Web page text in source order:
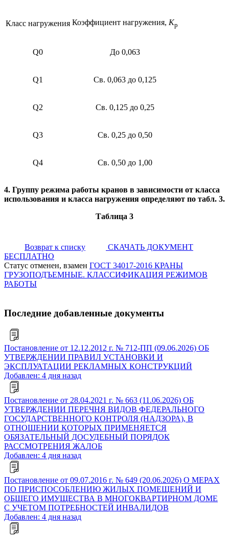
Класс нагружения Коэффициент нагружения, Кр
Q0 До 0,063
Q1 Св. 0,063 до 0,125
Q2 Св. 0,125 до 0,25
Q3 Св. 0,25 до 0,50
Q4 Св. 0,50 до 1,00
4. Группу режима работы кранов в зависимости от класса
использования и класса нагружения определяют по табл. 3.
Таблица 3
Возврат к списку
СКАЧАТЬ ДОКУМЕНТ
БЕСПЛАТНО
Статус отменен, взамен ГОСТ 34017-2016 КРАНЫ
ГРУЗОПОДЪЕМНЫЕ. КЛАССИФИКАЦИЯ РЕЖИМОВ
РАБОТЫ
Последние добавленные документы
Постановление от 12.12.2012 г. № 712-ПП (09.06.2026) ОБ
УТВЕРЖДЕНИИ ПРАВИЛ УСТАНОВКИ И
ЭКСПЛУАТАЦИИ РЕКЛАМНЫХ КОНСТРУКЦИЙ
Добавлен: 4 дня назад
Постановление от 28.04.2021 г. № 663 (11.06.2026) ОБ
УТВЕРЖДЕНИИ ПЕРЕЧНЯ ВИДОВ ФЕДЕРАЛЬНОГО
ГОСУДАРСТВЕННОГО КОНТРОЛЯ (НАДЗОРА), В
ОТНОШЕНИИ КОТОРЫХ ПРИМЕНЯЕТСЯ
ОБЯЗАТЕЛЬНЫЙ ДОСУДЕБНЫЙ ПОРЯДОК
РАССМОТРЕНИЯ ЖАЛОБ
Добавлен: 4 дня назад
Постановление от 09.07.2016 г. № 649 (20.06.2026) О МЕРАХ
ПО ПРИСПОСОБЛЕНИЮ ЖИЛЫХ ПОМЕЩЕНИЙ И
ОБЩЕГО ИМУЩЕСТВА В МНОГОКВАРТИРНОМ ДОМЕ
С УЧЕТОМ ПОТРЕБНОСТЕЙ ИНВАЛИДОВ
Добавлен: 4 дня назад